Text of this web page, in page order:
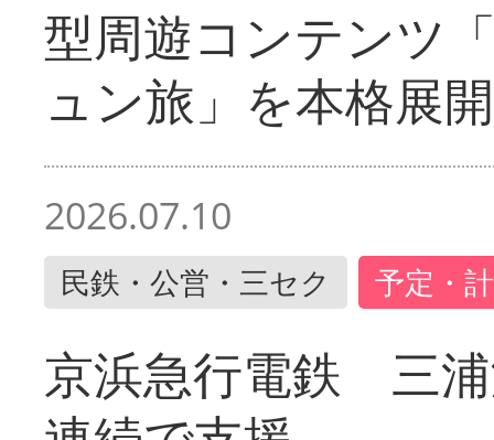
型周遊コンテンツ
ュン旅」を本格展開
2026.07.10
民鉄・公営・三セク 予定・
京浜急行電鉄 三